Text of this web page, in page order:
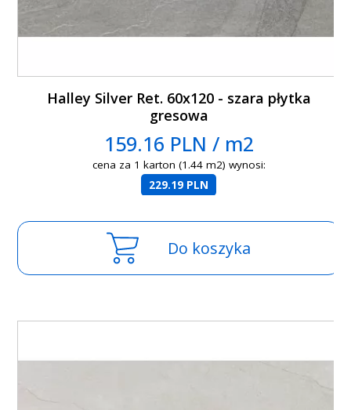
Halley Silver Ret. 60x120 - szara płytka
gresowa
159.16 PLN / m2
cena za 1 karton (1.44 m2) wynosi:
229.19 PLN
Do koszyka